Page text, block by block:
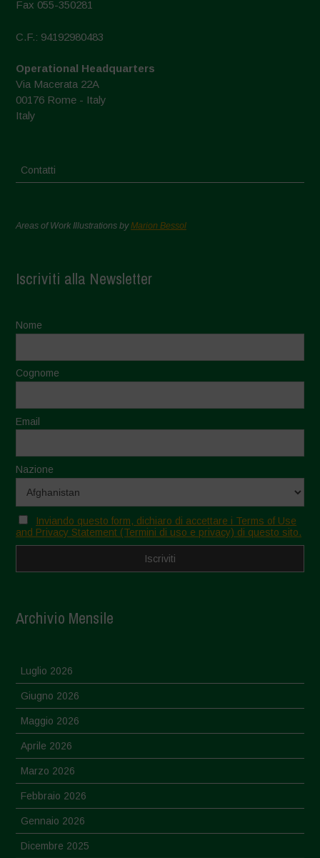
Fax 055-350281
C.F.: 94192980483
Operational Headquarters
Via Macerata 22A
00176 Rome - Italy
Italy
Contatti
Areas of Work Illustrations byMarion Bessol
Iscriviti alla Newsletter
Nome
Cognome
Email
Nazione
Inviando questo form, dichiaro di accettare i Terms of Use
and Privacy Statement (Termini di uso e privacy) di questo sito.
Archivio Mensile
Luglio 2026
Giugno 2026
Maggio 2026
Aprile 2026
Marzo 2026
Febbraio 2026
Gennaio 2026
Dicembre 2025